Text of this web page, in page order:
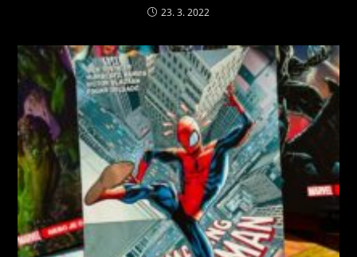
23. 3. 2022